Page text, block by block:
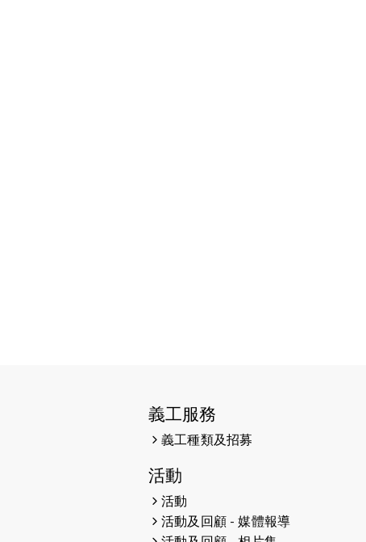
義工服務
義工種類及招募
活動
活動
活動及回顧 - 媒體報導